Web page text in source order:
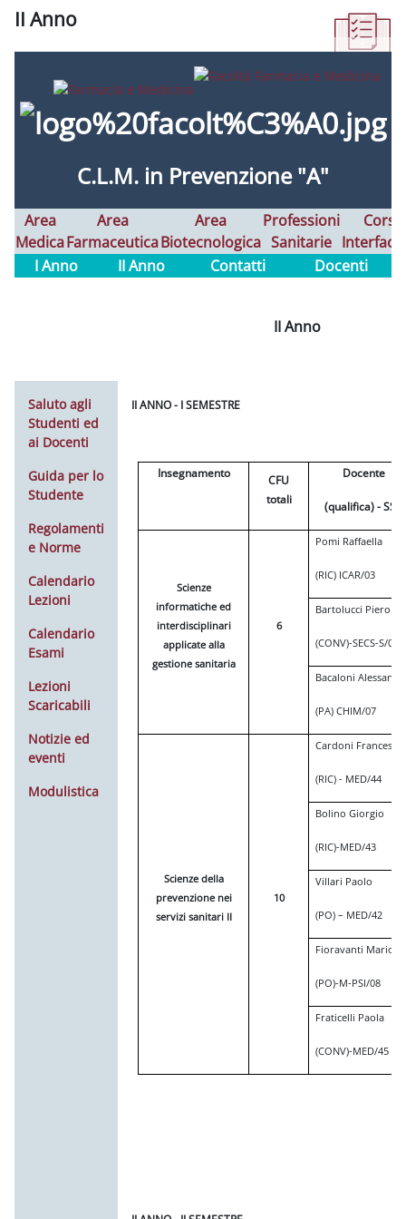
II Anno
C.L.M. in Prevenzione "A"
Area
Medica
Area
Farmaceutica
Area
Biotecnologica
Professioni
Sanitarie
Corsi
I Anno
II Anno Contatti Docenti
II Anno
Saluto agli
Studenti ed
ai Docenti
Guida per lo
Studente
Regolamenti
e Norme
Calendario
Lezioni
Calendario
Esami
Lezioni
Scaricabili
Notizie ed
eventi
Modulistica
II ANNO - I SEMESTRE
Insegnamento
CFU
totali
Docente
(qualifica) - SSD
Scienze
informatiche ed
interdisciplinari
applicate alla
gestione sanitaria
6
Pomi Raffaella
(RIC) ICAR/03
Bartolucci Piero
(CONV)-SECS-S/02
Bacaloni
(PA) CHIM/07
Scienze della
prevenzione nei
servizi sanitari II
10
Cardoni Francesca
(RIC) - MED/44
Bolino Giorgio
(RIC)-MED/43
Villari Paolo
(PO) – MED/42
Fioravanti Mario
(PO)-M-PSI/08
Fraticelli Paola
(CONV)-MED/45